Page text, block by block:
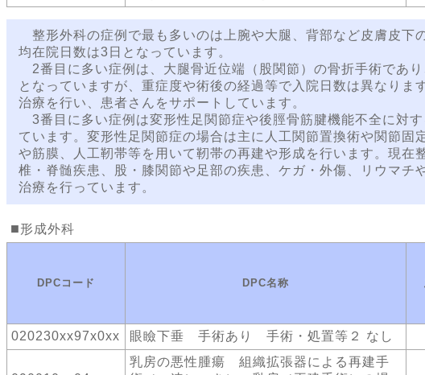
整形外科の症例で最も多いのは上腕や大腿、背部など皮膚皮下
均在院日数は3日となっています。
2番目に多い症例は、大腿骨近位端（股関節）の骨折手術であ
となっていますが、重症度や術後の経過等で入院日数は異なりま
治療を行い、患者さんをサポートしています。
3番目に多い症例は変形性足関節症や後脛骨筋腱機能不全に対
ています。変形性足関節症の場合は主に人工関節置換術や関節
や筋膜、人工靭帯等を用いて靭帯の再建や形成を行います。現
椎・脊髄疾患、股・膝関節や足部の疾患、ケガ・外傷、リウマ
治療を行っています。
形成外科
DPCコード DPC名称
020230xx97x0xx 眼瞼下垂 手術あり 手術・処置等２ なし
乳房の悪性腫瘍 組織拡張器による再建手